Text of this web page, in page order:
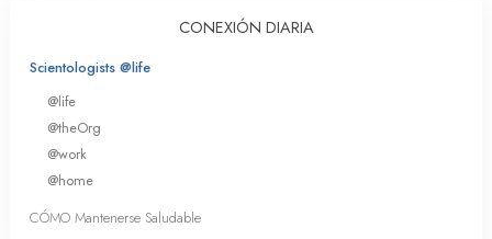
CONEXIÓN DIARIA
Scientologists @life
@life
@theOrg
@work
@home
CÓMO Mantenerse Saludable